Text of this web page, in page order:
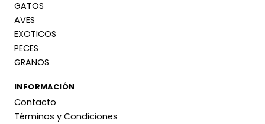
GATOS
AVES
EXOTICOS
PECES
GRANOS
INFORMACIÓN
Contacto
Términos y Condiciones